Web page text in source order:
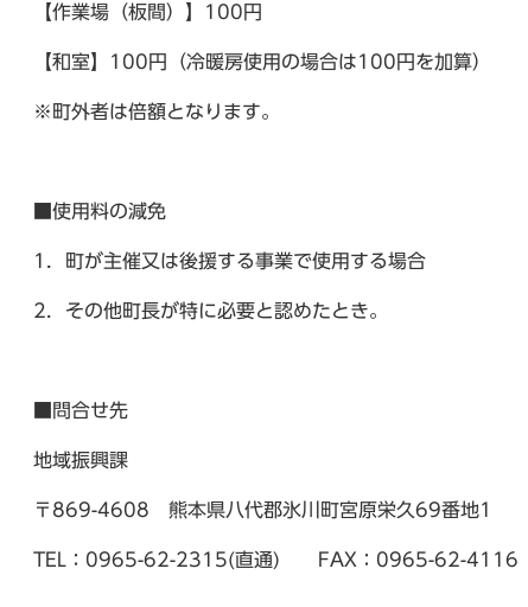
【作業場（板間）】100円
【和室】100円（冷暖房使用の場合は100円を加算）
※町外者は倍額となります。
■使用料の減免
1．町が主催又は後援する事業で使用する場合
2．その他町長が特に必要と認めたとき。
■問合せ先
地域振興課
〒869-4608 熊本県八代郡氷川町宮原栄久69番地1
TEL：0965-62-2315(直通) FAX：0965-62-